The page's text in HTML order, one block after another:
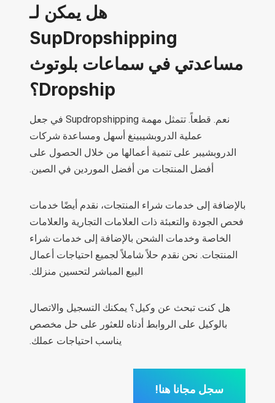
هل يمكن لـ
SupDropshipping
مساعدتي في سماعات بلوتوث
Dropship؟
نعم. قطعاً. تتمثل مهمة Supdropshipping في جعل
عملية الدروبشيبينغ أسهل ومساعدة شركات
الدروبشيبر على تنمية أعمالها من خلال الحصول على
أفضل المنتجات من أفضل الموردين في الصين.
بالإضافة إلى خدمات شراء المنتجات، نقدم أيضًا خدمات
فحص الجودة والتعبئة ذات العلامات التجارية والعلامات
الخاصة وخدمات الشحن بالإضافة إلى خدمات شراء
المنتجات. نحن نقدم حلاً شاملاً لجميع احتياجات أعمال
البيع المباشر لتحسين منزلك.
هل كنت تبحث عن وكيل؟ يمكنك التسجيل والاتصال
بالوكيل على الروابط أدناه للعثور على حل مخصص
يناسب احتياجات عملك.
سجل مجانا هنا!